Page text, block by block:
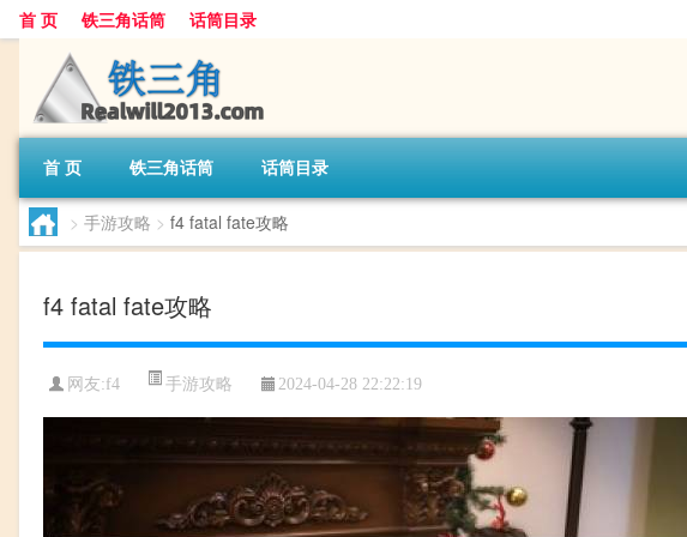
首 页 铁三角话筒 话筒目录
首 页 铁三角话筒 话筒目录
> 手游攻略 > f4 fatal fate攻略
f4 fatal fate攻略
网友:f4 手游攻略 2024-04-28 22:22:19